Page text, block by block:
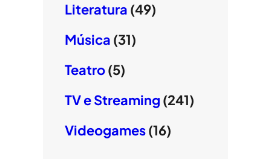
Literatura (49)
Música (31)
Teatro(5)
TV e Streaming (241)
Videogames(16)